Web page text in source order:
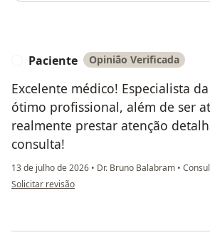
Paciente Opinião Verificada
Excelente médico! Especialista
ótimo profissional, além de ser
realmente prestar atenção
consulta!
13 de julho de 2026 • Dr. Bruno Balabram •
na opinião do utilizador Paciente
Solicitar revisão